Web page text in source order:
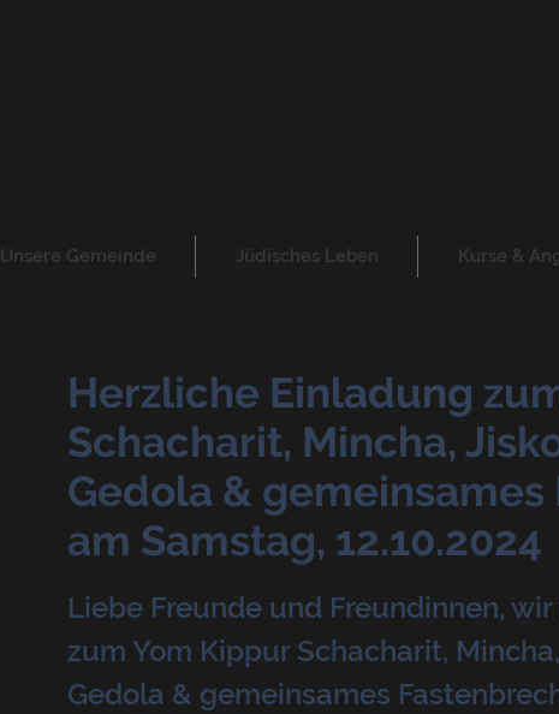
Unsere Gemeinde Jüdisches Leben Kurse &
Herzliche Einladung
Schacharit, Mincha,
Gedola & gemeinsames
am Samstag, 12.10.2024
Liebe Freunde und Freundinnen,
zum Yom Kippur Schacharit,
Gedola & gemeinsames